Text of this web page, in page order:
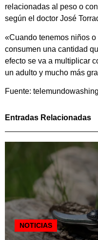
relacionadas al peso o
según el doctor José
«Cuando tenemos niños
consumen una cantidad
efecto se va a multiplicar
un adulto y mucho más
Fuente:
Entradas Relacionadas
NOTICIAS